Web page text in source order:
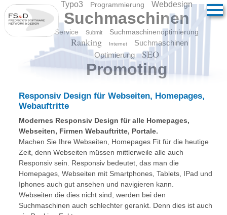
Typo3 Programmierung Webdesign
Suchmaschinen
Service Submit Suchmaschinenoptimierung
Ranking Internet
Suchmaschinen
Optimierung
SEO
Promoting
Responsiv Design für Webseiten, Homepages,
Webauftritte
Modernes Responsiv Design für alle Homepages,
Webseiten, Firmen Webauftritte, Portale.
Machen Sie Ihre Webseiten, Homepages Fit für die heutige
Zeit, denn Webseiten müssen mittlerweile alle auch
Responsiv sein. Responsiv bedeutet, das man die
Homepages, Webseiten mit Smartphones, Tablets, IPad und
Iphones auch gut ansehen und navigieren kann.
Webseiten die dies nicht sind, werden bei den
Suchmaschinen auch schlechter gerankt. Denn dies ist auch